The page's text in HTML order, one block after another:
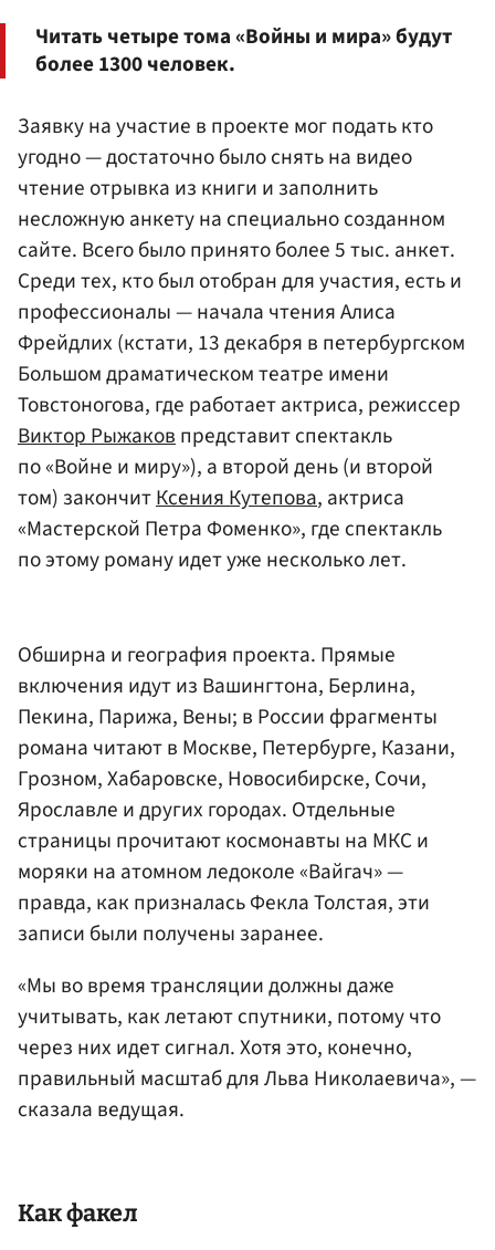
Читать четыре тома «Войны и мира» будут
более 1300 человек.
Заявку на участие в проекте мог подать кто
угодно — достаточно было снять на видео
чтение отрывка из книги и заполнить
несложную анкету на специально созданном
сайте. Всего было принято более 5 тыс. анкет.
Среди тех, кто был отобран для участия, есть и
профессионалы — начала чтения Алиса
Фрейдлих (кстати, 13 декабря в петербургском
Большом драматическом театре имени
Товстоногова, где работает актриса, режиссер
Виктор Рыжаковпредставит спектакль
по «Войне и миру»), а второй день (и второй
том) закончитКсения Кутепова, актриса
«Мастерской Петра Фоменко», где спектакль
по этому роману идет уже несколько лет.
Обширна и география проекта. Прямые
включения идут из Вашингтона, Берлина,
Пекина, Парижа, Вены; в России фрагменты
романа читают в Москве, Петербурге, Казани,
Грозном, Хабаровске, Новосибирске, Сочи,
Ярославле и других городах. Отдельные
страницы прочитают космонавты на МКС и
моряки на атомном ледоколе «Вайгач» —
правда, как призналась Фекла Толстая, эти
записи были получены заранее.
«Мы во время трансляции должны даже
учитывать, как летают спутники, потому что
через них идет сигнал. Хотя это, конечно,
правильный масштаб для Льва Николаевича», —
сказала ведущая.
Как факел